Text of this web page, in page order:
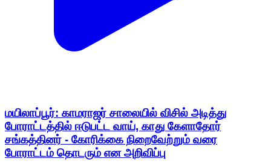
மயிலாப்பூர்: காமராஜர் சாலையில் விசில் அடித்து
போராட்டத்தில் ஈடுபட்ட வாய், காது கேளாதோர்
சங்கத்தினர் - கோரிக்கை நிறைவேற்றும் வரை
போராட்டம் தொடரும் என அறிவிப்பு